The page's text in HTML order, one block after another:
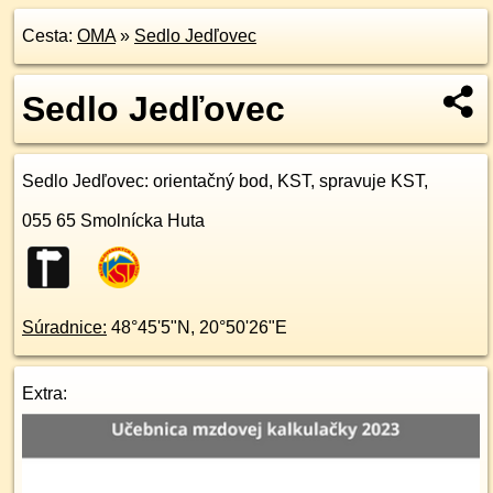
Cesta: OMA» Sedlo Jedľovec
Sedlo Jedľovec
Sedlo Jedľovec: orientačný bod, KST, spravuje KST,
055 65 Smolnícka Huta
Súradnice: 48°45'5"N , 20°50'26"E
Extra: